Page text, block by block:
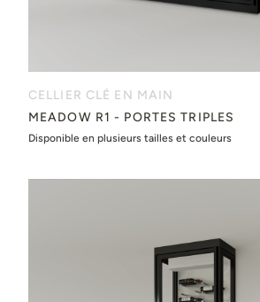
CELLIER CLÉ EN MAIN
MEADOW R1 - PORTES TRIPLES
Disponible en plusieurs tailles et couleurs